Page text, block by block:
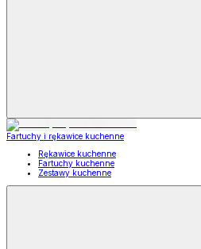
Fartuchy i rękawice kuchenne
Rękawice kuchenne
Fartuchy kuchenne
Zestawy kuchenne